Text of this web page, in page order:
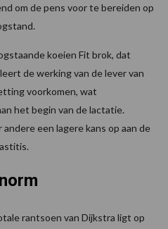
om de pens voor te bereiden op
koeien Fit brok, dat
de werking van de lever van
voorkomen, wat
het begin van de lactatie.
een lagere kans op aan de
rantsoen van Dijkstra ligt op